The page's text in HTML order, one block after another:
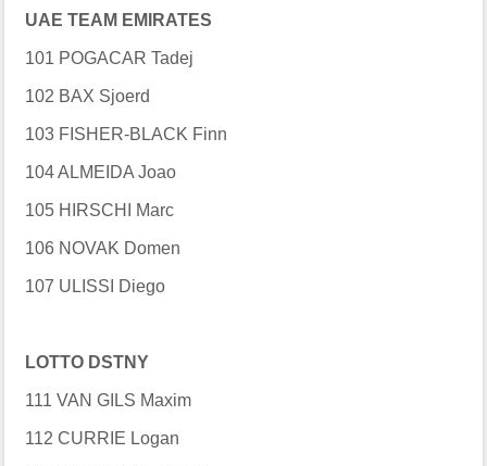
UAE TEAM EMIRATES
101 POGACAR Tadej
102 BAX Sjoerd
103 FISHER-BLACK Finn
104 ALMEIDA Joao
105 HIRSCHI Marc
106 NOVAK Domen
107 ULISSI Diego
LOTTO DSTNY
111 VAN GILS Maxim
112 CURRIE Logan